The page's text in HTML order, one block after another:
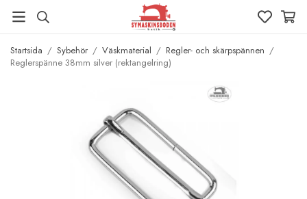
Startsida / Sybehör / Väskmaterial / Regler- och skärpspännen /
Reglerspänne 38mm silver (rektangelring)